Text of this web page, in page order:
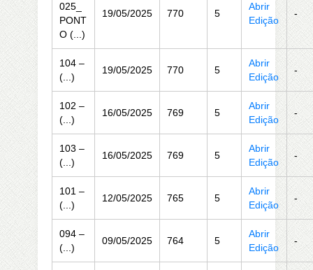
025_
PONT
O (...)
19/05/2025 770 5
Abrir
Edição
-
104 –
(...)
19/05/2025 770 5
Abrir
Edição
-
102 –
(...)
16/05/2025 769 5
Abrir
Edição
-
103 –
(...)
16/05/2025 769 5
Abrir
Edição
-
101 –
(...)
12/05/2025 765 5
Abrir
Edição
-
094 –
(...)
09/05/2025 764 5
Abrir
Edição
-